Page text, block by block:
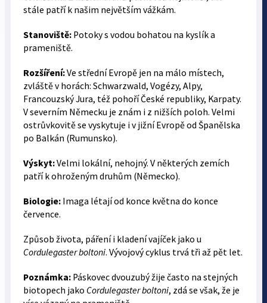
stále patří k našim největším vážkám.
Stanoviště:Potoky s vodou bohatou na kyslík a
prameniště.
Rozšíření:Ve střední Evropě jen na málo místech,
zvláště v horách: Schwarzwald, Vogézy, Alpy,
Francouzský Jura, též pohoří České republiky, Karpaty.
V severním Německu je znám i z nižších poloh. Velmi
ostrůvkovitě se vyskytuje i v jižní Evropě od Španělska
po Balkán (Rumunsko).
Výskyt:Velmi lokální, nehojný. V některých zemích
patří k ohroženým druhům (Německo).
Biologie:Imaga létají od konce května do konce
července.
Způsob života, páření i kladení vajíček jako u
Cordulegaster boltoni. Vývojový cyklus trvá tři až pět let.
Poznámka: Páskovec dvouzubý žije často na stejných
biotopech jako Cordulegaster boltoni, zdá se však, že je